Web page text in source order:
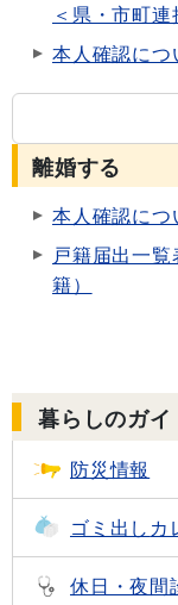
＜県・市町連
本人確認につ
離婚する
本人確認につ
戸籍届出一
籍）
暮らしのガイ
防災情報
ゴミ出し カ
休日・夜間